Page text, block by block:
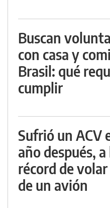
Buscan
con casa y
Brasil: qué
cumplir
Sufrió un ACV
año después,
récord de
de un avión